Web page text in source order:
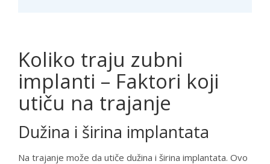
Koliko traju zubni
implanti – Faktori koji
utiču na trajanje
Dužina i širina implantata
Na trajanje može da utiče dužina i širina implantata. Ovo